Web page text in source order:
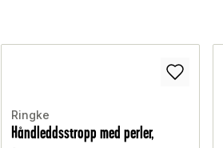
Ringke
Håndleddsstropp med perler,